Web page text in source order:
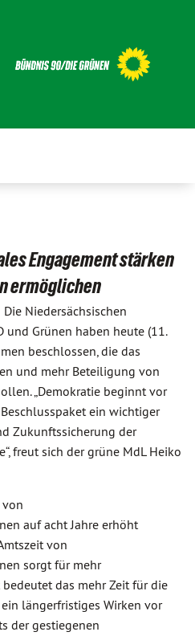
Engagement stärken
ermöglichen
Niedersächsischen
und Grünen haben heute (11.
beschlossen, die das
und mehr Beteiligung von
„Demokratie beginnt vor
ein wichtiger
Zukunftssicherung der
freut sich der grüne MdL Heiko
auf acht Jahre erhöht
von
sorgt für mehr
das mehr Zeit für die
längerfristiges Wirken vor
der gestiegenen